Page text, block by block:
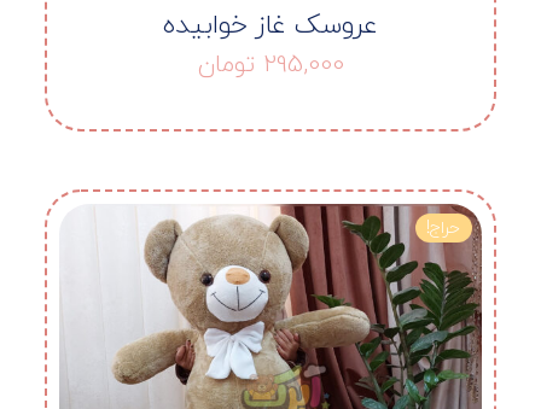
عروسک غاز خوابیده
295,000 تومان
حراج!